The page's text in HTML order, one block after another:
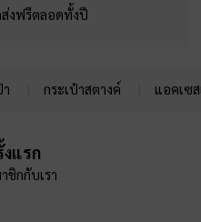
งฟรีตลอดทั้งปี
กระเป๋าสตางค์ แอคเซ
แรก
ชิกกับเรา